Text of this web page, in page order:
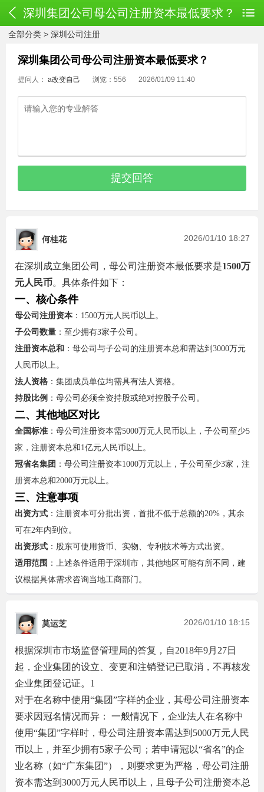
深圳集团公司母公司注册资本最低要求？
全部分类 > 深圳公司注册
深圳集团公司母公司注册资本最低要求？
提问人： a改变自己 浏览：556 2026/01/09 11:40
何桂花 2026/01/10 18:27
在深圳成立集团公司，母公司注册资本最低要求是‌1500万
元人民币‌。具体条件如下：
一、核心条件
母公司注册资本 ‌：1500万元人民币以上。
子公司数量 ‌：至少拥有3家子公司。
注册资本总和 ‌：母公司与子公司的注册资本总和需达到3000万元
人民币以上。
法人资格 ‌：集团成员单位均需具有法人资格。
持股比例 ‌：母公司必须全资持股或绝对控股子公司。
二、其他地区对比
全国标准 ‌：母公司注册资本需5000万元人民币以上，子公司至少5
家，注册资本总和1亿元人民币以上。
冠省名集团 ‌：母公司注册资本1000万元以上，子公司至少3家，注
册资本总和2000万元以上。
三、注意事项
出资方式 ‌：注册资本可分批出资，首批不低于总额的20%，其余
可在2年内到位。
出资形式 ‌：股东可使用货币、实物、专利技术等方式出资。
适用范围 ‌：上述条件适用于深圳市，其他地区可能有所不同，建
议根据具体需求咨询当地工商部门。
莫运芝 2026/01/10 18:15
根据深圳市市场监督管理局的答复，自2018年9月27日
起，企业集团的设立、变更和注销登记已取消，不再核发
企业集团登记证。‌ 1
对于在名称中使用“集团”字样的企业，其母公司注册资本
要求因冠名情况而异：
‌ 一般情况下，企业法人在名称中
使用“集团”字样时，‌ 母公司注册资本需达到5000万元人民
币以上 ‌，并至少拥有5家子公司；若申请冠以“省名”的企
业名称（如“广东集团”），则要求更为严格，‌ 母公司注册
资本需达到3000万元人民币以上 ‌，且母子公司注册资本总